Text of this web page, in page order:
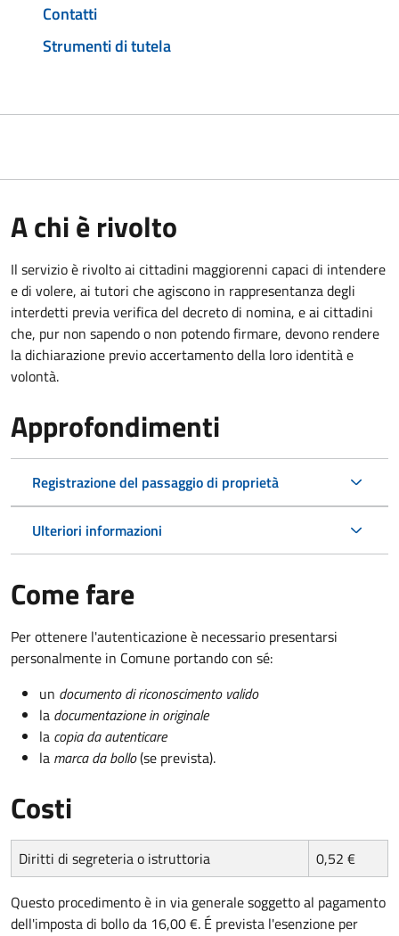
Contatti
Strumenti di tutela
A chi è rivolto
Il servizio è rivolto ai cittadini maggiorenni capaci di intendere
e di volere, ai tutori che agiscono in rappresentanza degli
interdetti previa verifica del decreto di nomina, e ai cittadini
che, pur non sapendo o non potendo firmare, devono rendere
la dichiarazione previo accertamento della loro identità e
volontà.
Approfondimenti
Registrazione del passaggio di proprietà
Ulteriori informazioni
Come fare
Per ottenere l'autenticazione è necessario presentarsi
personalmente in Comune portando con sé:
un documento di riconoscimento valido
la documentazione in originale
la copia da autenticare
la marca da bollo(se prevista).
Costi
Diritti di segreteria o istruttoria 0,52 €
Questo procedimento è in via generale soggetto al pagamento
dell'imposta di bollo da 16,00 €. É prevista l'esenzione per